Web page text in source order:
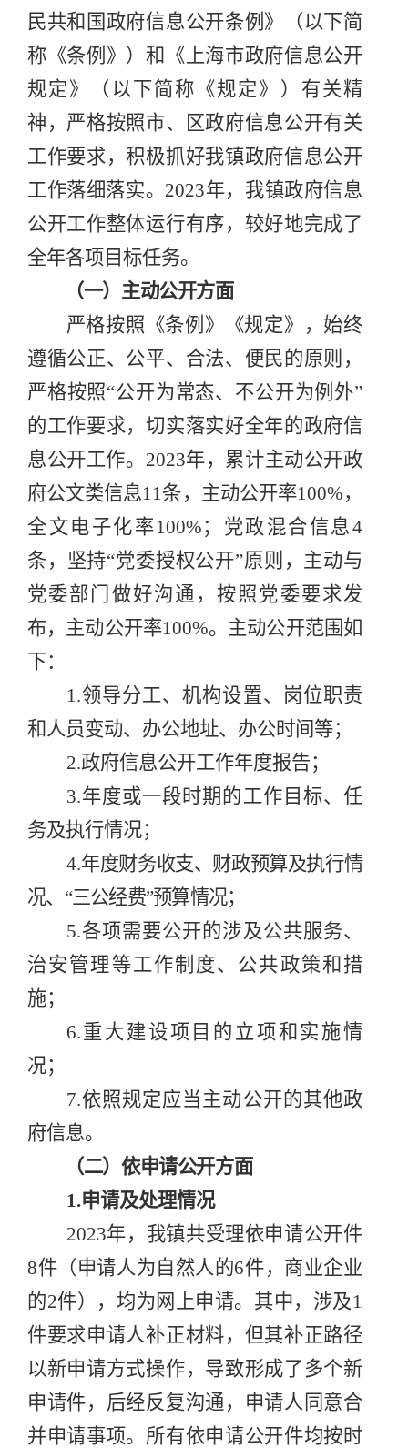
民共和国政府信息公开条例》（以下简
称《条例》）和《上海市政府信息公开
规定》（以下简称《规定》）有关精
神，严格按照市、区政府信息公开有关
工作要求，积极抓好我镇政府信息公开
工作落细落实。 2023年，我镇政府信息
公开工作整体运行有序，较好地完成了
全年各项 目标任务。
（一）主动公开方面
严格按照《条例》《规定》，始终
遵循公正、公平、合法、便民的原则，
严格按照“公开为常态、不公开为例外”
的工作要求，切实落实好全年的政府信
息公开工作。 2023年，累计主动公开政
府公文类信息11条，主动公开率100%，
全文电子化率100%；党政混合信息4
条，坚持“党委授权公开”原则，主动与
党委部门做好沟通，按照党委要求发
布，主动公开率100%。 主动公开范围如
下：
1.领导分工、机构设置、 岗位职责
和人员变动、办公地址、办公时间等；
2.政府信息公开工作年度报告；
3.年度或一段时期的工作目标、任
务及执行情况；
4.年度财务收支、财政预算及执行情
况、 “三公经费”预算情况；
5.各项需要公开的涉及公共服务、
治安管理等工作制度、公共政策和措
施；
6.重大建设项目的立项和实施情
况；
7.依照规定应当主动公开的其他政
府信息。
（二）依申请公开方面
1.申请及处理情况
2023年，我镇共受理依申请公开件
8件 （申请人为自然人的6件，商业企业
的2件） ，均为网上申请。 其中，涉及1
件要求申请人补正材料，但其补正路径
以新申请方式操作，导致形成了 多个新
申请件，后经反复沟通， 申请人同意合
并申请事项。 所有依申请公开件均按时